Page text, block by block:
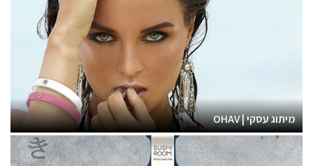
מיתוג עסקי | OHAV